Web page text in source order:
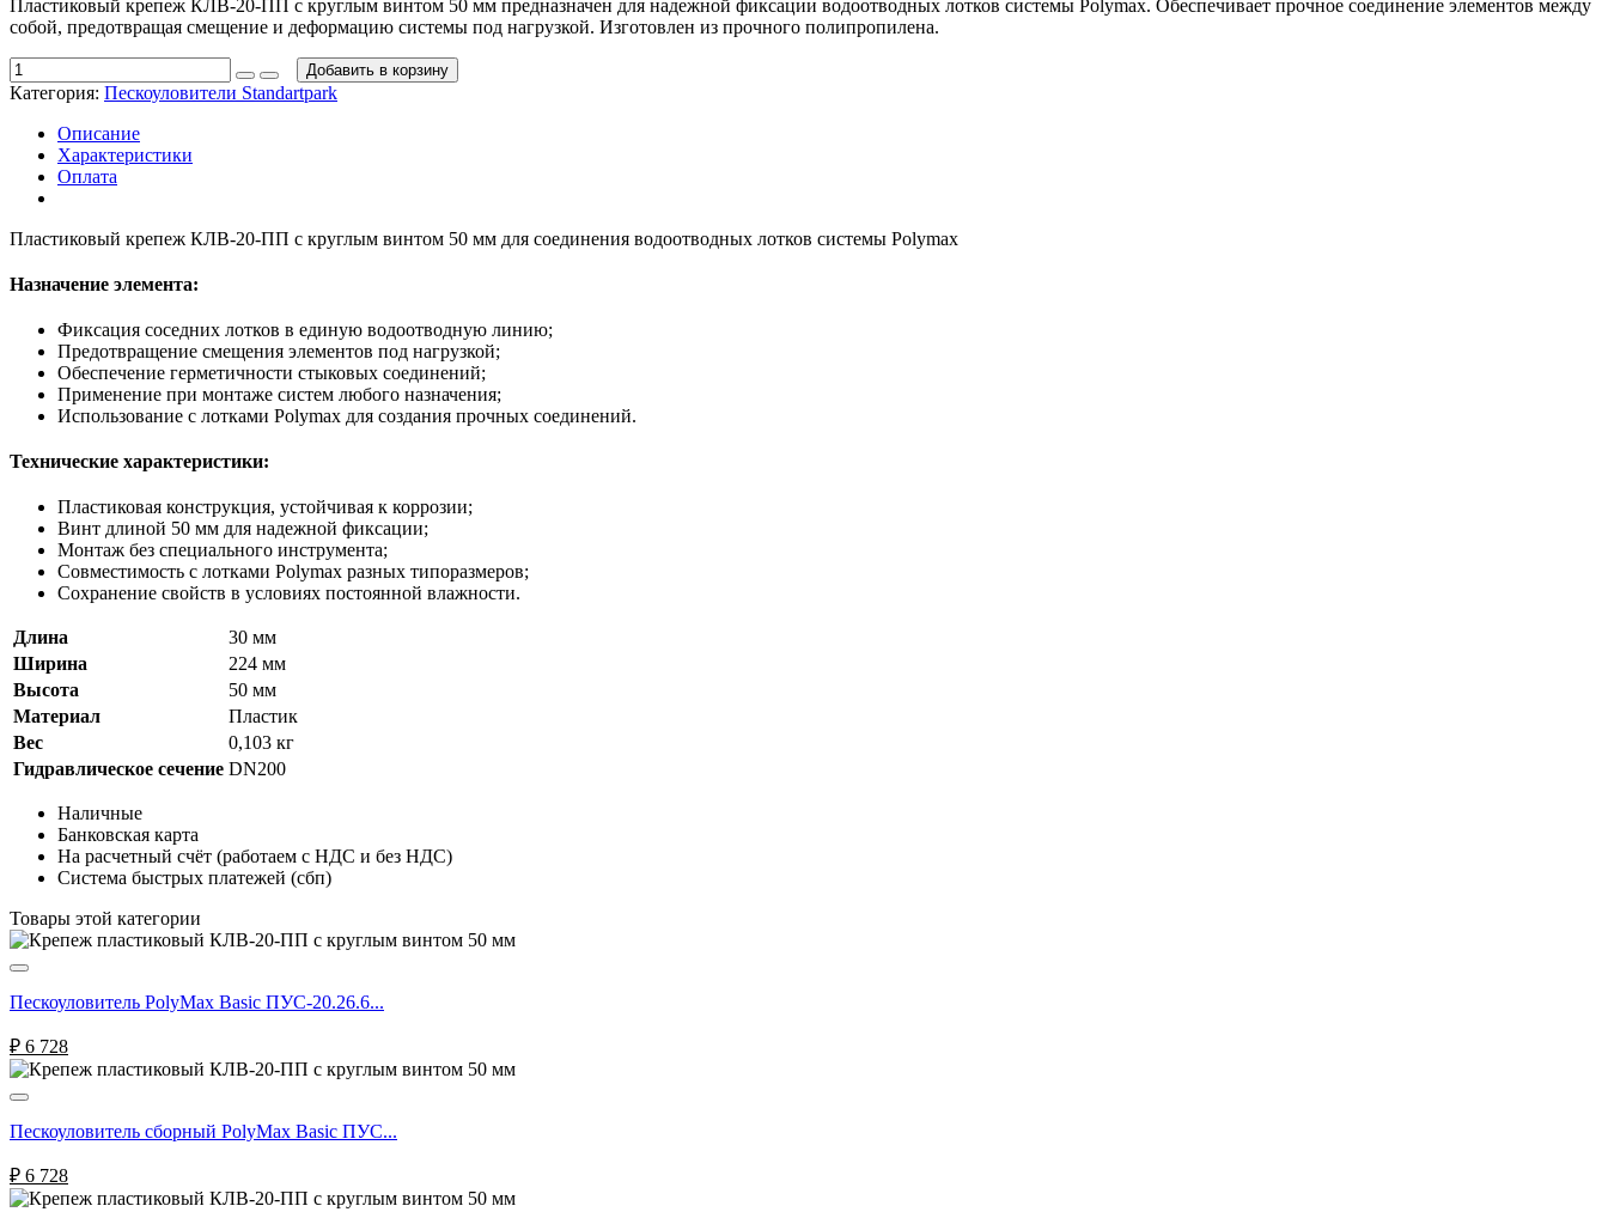
Пластиковый крепеж КЛВ-20-ПП с круглым винтом 50 мм предназначен для надежной фиксации водоотводных лотков системы Polymax. Обеспечивает прочное соединение элементов между
собой, предотвращая смещение и деформацию системы под нагрузкой. Изготовлен из прочного полипропилена.
Добавить в корзину
Категория: Пескоуловители Standartpark
Описание
Характеристики
Оплата
Пластиковый крепеж КЛВ-20-ПП с круглым винтом 50 мм для соединения водоотводных лотков системы Polymax
Назначение элемента:
Фиксация соседних лотков в единую водоотводную линию;
Предотвращение смещения элементов под нагрузкой;
Обеспечение герметичности стыковых соединений;
Применение при монтаже систем любого назначения;
Использование с лотками Polymax для создания прочных соединений.
Технические характеристики:
Пластиковая конструкция, устойчивая к коррозии;
Винт длиной 50 мм для надежной фиксации;
Монтаж без специального инструмента;
Совместимость с лотками Polymax разных типоразмеров;
Сохранение свойств в условиях постоянной влажности.
Длина
30 мм
Ширина
224 мм
Высота
50 мм
Материал
Пластик
Вес
0,103 кг
Гидравлическое сечение DN200
Наличные
Банковская карта
На расчетный счёт (работаем с НДС и без НДС)
Система быстрых платежей (сбп)
Товары этой категории
Пескоуловитель PolyMax Basic ПУС-20.26.6...
₽ 6 728
Пескоуловитель сборный PolyMax Basic ПУС...
₽ 6 728